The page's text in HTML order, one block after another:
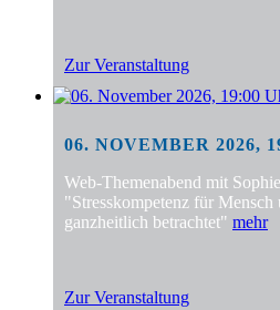
Zur Veranstaltung
06. NOVEMBER 2026,
Web-Themenabend mit
"Stresskompetenz für Mensch
ganzheitlich betrachtet" mehr
Zur Veranstaltung